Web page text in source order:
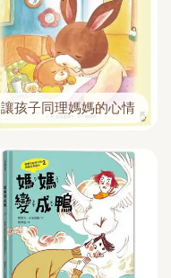
讓孩子同理媽媽的心情